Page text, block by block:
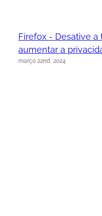
Firefox - Desative a
aumentar a
março 22nd, 2024